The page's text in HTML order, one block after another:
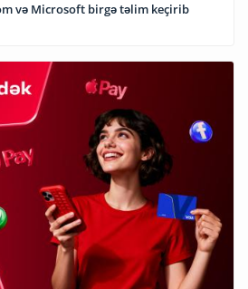
və Microsoft birgə təlim keçirib